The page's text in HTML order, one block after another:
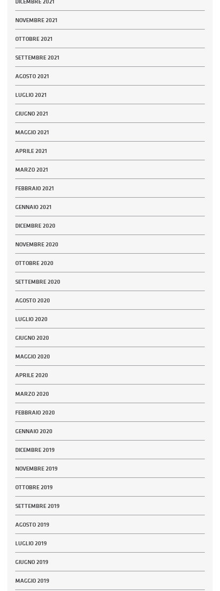
NOVEMBRE 2021
OTTOBRE 2021
SETTEMBRE 2021
AGOSTO 2021
LUGLIO 2021
GIUGNO 2021
MAGGIO 2021
APRILE 2021
MARZO 2021
FEBBRAIO 2021
GENNAIO 2021
DICEMBRE 2020
NOVEMBRE 2020
OTTOBRE 2020
SETTEMBRE 2020
AGOSTO 2020
LUGLIO 2020
GIUGNO 2020
MAGGIO 2020
APRILE 2020
MARZO 2020
FEBBRAIO 2020
GENNAIO 2020
DICEMBRE 2019
NOVEMBRE 2019
OTTOBRE 2019
SETTEMBRE 2019
AGOSTO 2019
LUGLIO 2019
GIUGNO 2019
MAGGIO 2019